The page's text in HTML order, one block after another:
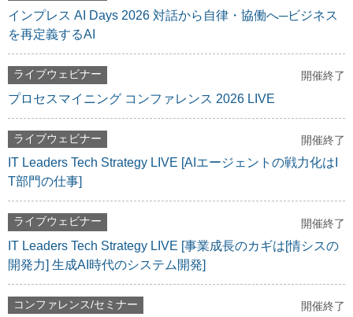
インプレス AI Days 2026 対話から自律・協働へ─ビジネス
を再定義するAI
ライブウェビナー 開催終了
プロセスマイニング コンファレンス 2026 LIVE
ライブウェビナー 開催終了
IT Leaders Tech Strategy LIVE [AIエージェントの戦力化はI
T部門の仕事]
ライブウェビナー 開催終了
IT Leaders Tech Strategy LIVE [事業成長のカギは[情シスの
開発力] 生成AI時代のシステム開発]
コンファレンス/セミナー 開催終了